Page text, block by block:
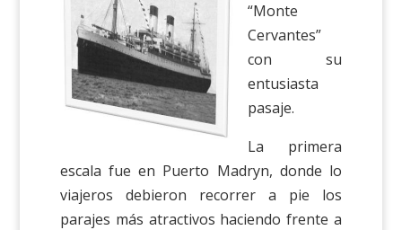
“Monte
Cervantes”
con su
entusiasta
pasaje.
La primera
escala fue en Puerto Madryn, donde lo
viajeros debieron recorrer a pie los
parajes más atractivos haciendo frente a